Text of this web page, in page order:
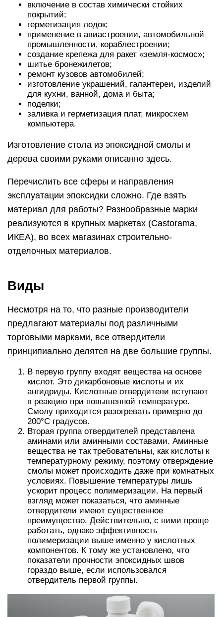
условиях. Повышение температуры лишь
ускорит процесс полимеризации. На первый
взгляд может показаться, что аминные
отвердители имеют существенное
преимущество. Действительно, с ними проще
работать, однако эффективность
полимеризации выше именно у кислотных
компонентов. К тому же установлено, что
показатели прочности эпоксидных швов
гораздо выше, если использовался
отвердитель первой группы.
ли изготовить отвердитель для эпоксидной
смолы своими руками. Необходимо понимать,
что как бы сложное вещество ни называлось, в
нем должна присутствовать именно та составная
часть, которая способна вступить в реакцию
эпоксидной смолы. В случае кислотных
отвердителей такими веществами являются:
дикарбоновые кислоты (щавелевая,
малоновая, янтарная, глутаровая, адипиновая,
малеиновая, фумаровая, итаконовая,
фталевая, изофталевая, терефталевая).
Производители отдают предпочтение
малеиновой и фталевой кислотам, как более
доступным и практичным материалам;
фталевый ангидрид;
малеиновый ангидрид;
метилендиковый ангидрид;
гексагидрофталевый ангидрид;
метилтетрагидрофталевый ангидрид.
Добавки кислотного отвердителя не только
способствуют образованию полимера, но и
повышают показатели диэлектрических,
гидроизоляционных свойств, а также
термоустойчивости. Смолы на основе кислотных
отвердителей применяются при армировании